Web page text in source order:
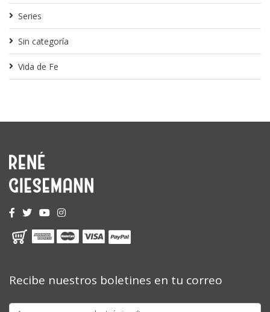
Series
Sin categoría
Vida de Fe
Recibe nuestros boletines en tu correo